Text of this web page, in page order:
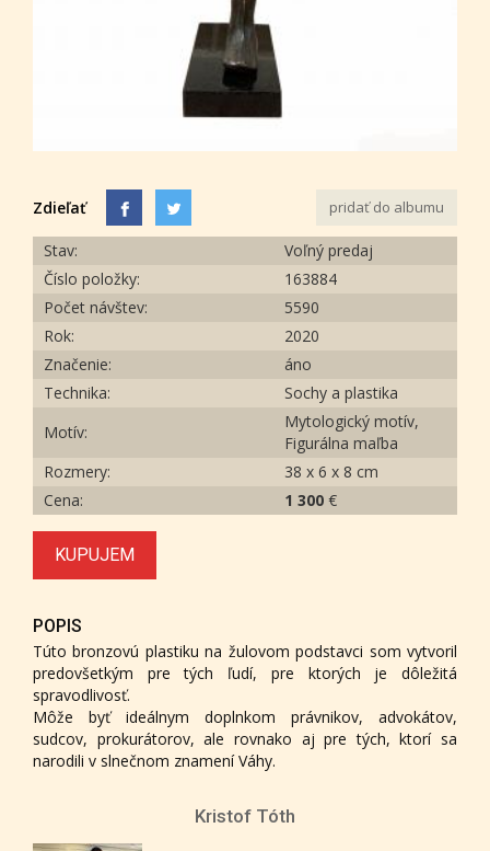
Zdieľať pridať do albumu
Stav:
Voľný predaj
Číslo položky:
163884
Počet návštev:
5590
Rok:
2020
Značenie:
áno
Technika:
Sochy a plastika
Motív:
Mytologický motív,
Figurálna maľba
Rozmery:
38 x 6 x 8 cm
Cena:
1 300 €
KUPUJEM
POPIS
Túto bronzovú plastiku na žulovom podstavci som vytvoril
predovšetkým pre tých ľudí, pre ktorých je dôležitá
spravodlivosť.
Môže byť ideálnym doplnkom právnikov, advokátov,
sudcov, prokurátorov, ale rovnako aj pre tých, ktorí sa
narodili v slnečnom znamení Váhy.
Kristof Tóth